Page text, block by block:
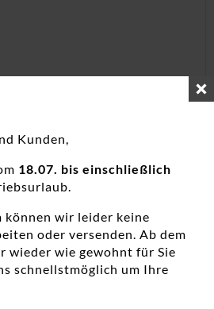
Edelstahl, Neuheiten, Ohrstecker
ohne Stein Titan
Kunden,
18.07. bis einschließlich
können wir leider keine
oder versenden. Ab dem
wieder wie gewohnt für Sie
schnellstmöglich um Ihre